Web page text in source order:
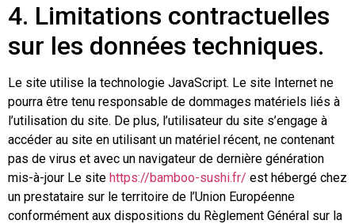
4. Limitations contractuelles
sur les données techniques.
Le site utilise la technologie JavaScript. Le site Internet ne
pourra être tenu responsable de dommages matériels liés à
l’utilisation du site. De plus, l’utilisateur du site s’engage à
accéder au site en utilisant un matériel récent, ne contenant
pas de virus et avec un navigateur de dernière génération
mis-à-jour Le site https://bamboo-sushi.fr/ est hébergé chez
un prestataire sur le territoire de l’Union Européenne
conformément aux dispositions du Règlement Général sur la